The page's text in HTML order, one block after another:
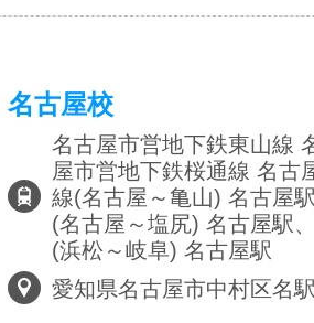
サイトマッ
名古屋校
名古屋市営地下鉄東山線
屋市営地下鉄桜通線 名古
線(名古屋～亀山) 名古屋
(名古屋～塩尻) 名古屋駅
(浜松～岐阜) 名古屋駅
愛知県名古屋市中村区名